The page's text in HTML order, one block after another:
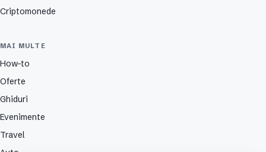
Criptomonede
MAI MULTE
How-to
Oferte
Ghiduri
Evenimente
Travel